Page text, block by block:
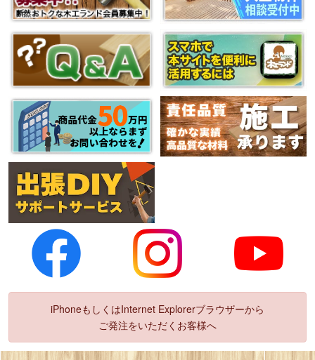
iPhoneもしくはInternet Explorerブラウザーから
ご発注をいただくお客様へ